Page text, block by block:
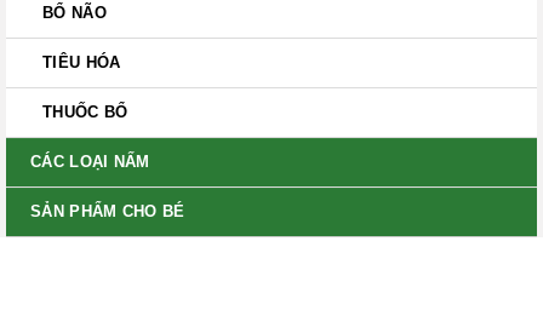
BỔ NÃO
TIÊU HÓA
THUỐC BỔ
CÁC LOẠI NẤM
SẢN PHẨM CHO BÉ